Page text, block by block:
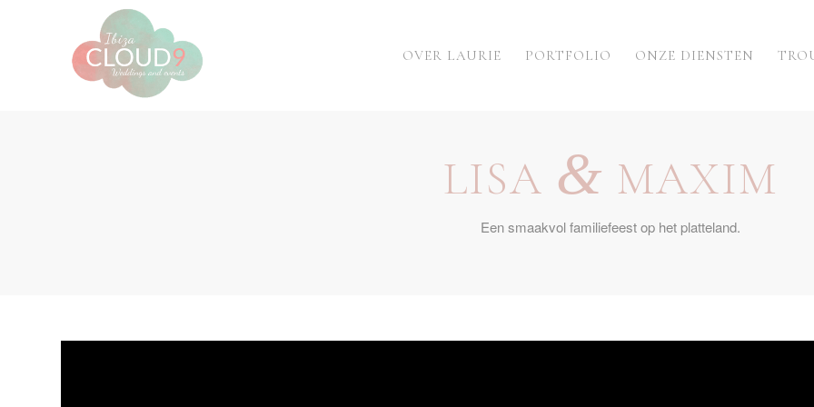
OVER LAURIE PORTFOLIO ONZE DIENSTEN
LISA & MAXIM
Een smaakvol familiefeest op het platteland.